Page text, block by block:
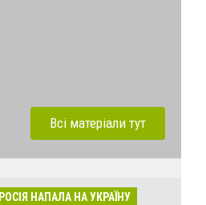
Всі матеріали тут
РОСІЯ НАПАЛА НА УКРАЇНУ